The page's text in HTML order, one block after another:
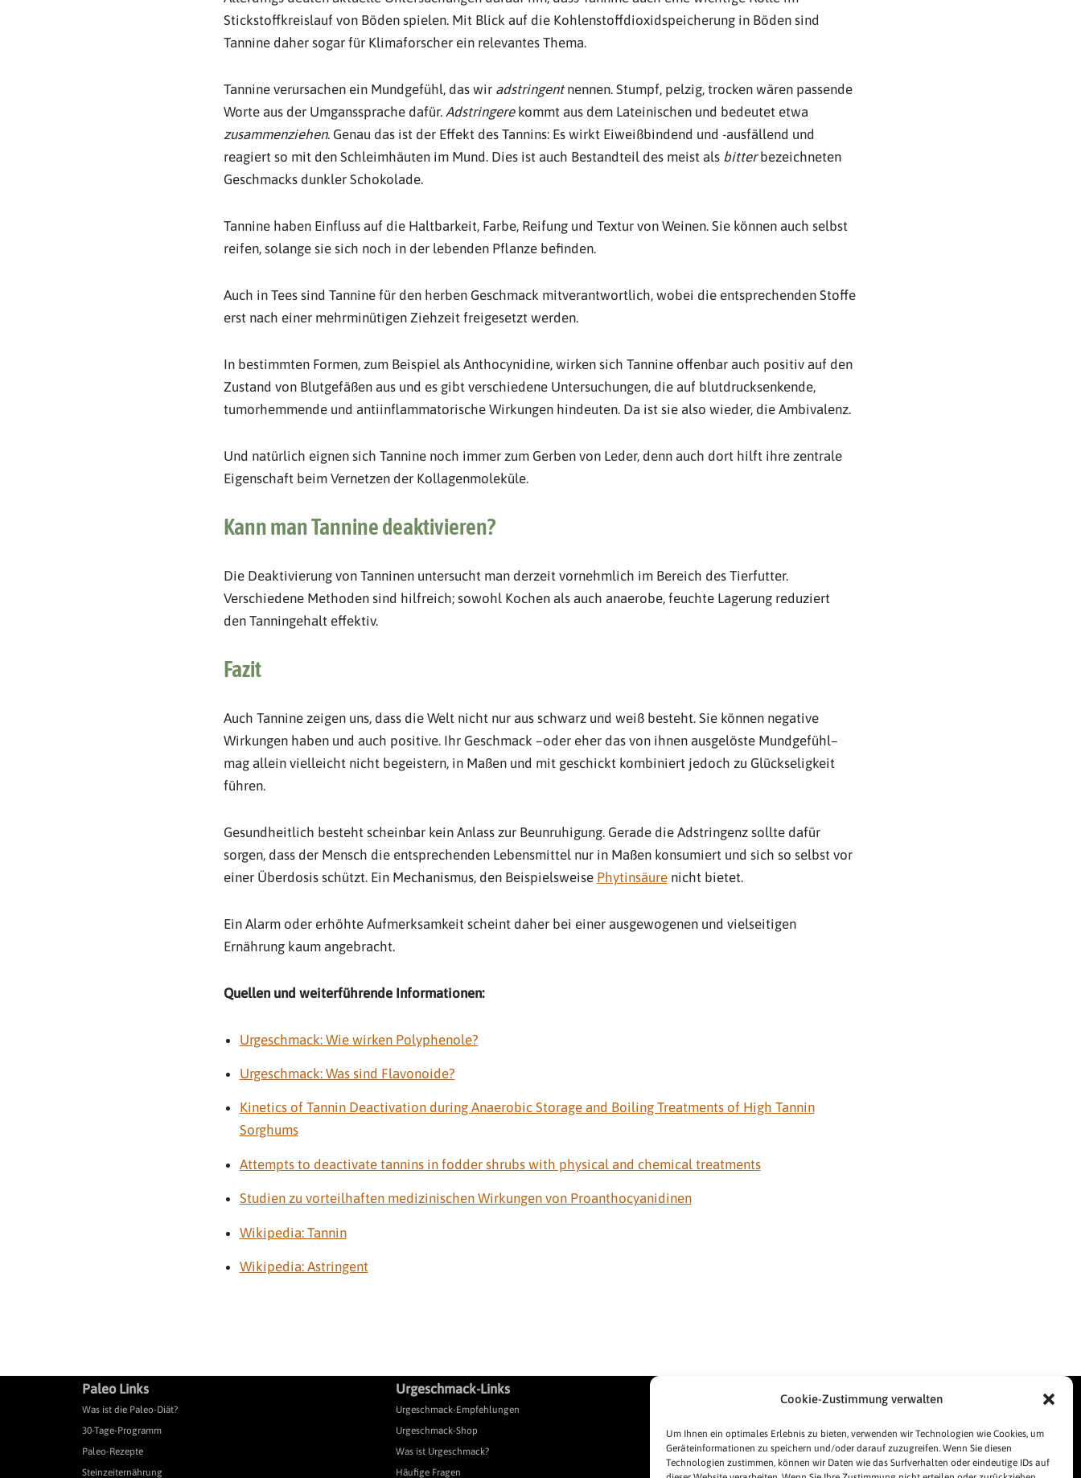
Cookie-Zustimmung verwalten
Um Ihnen ein optimales Erlebnis zu bieten, verwenden wir Technologien wie Cookies, um
Geräteinformationen zu speichern und/oder darauf zuzugreifen. Wenn Sie diesen
Technologien zustimmen, können wir Daten wie das Surfverhalten oder eindeutige IDs auf
Stickstoffkreislauf von Böden spielen. Mit Blick auf die Kohlenstoffdioxidspeicherung in Böden sind
Tannine daher sogar für Klimaforscher ein relevantes Thema.
Tannine verursachen ein Mundgefühl, das wir adstringentnennen. Stumpf, pelzig, trocken wären passende
Worte aus der Umganssprache dafür. Adstringerekommt aus dem Lateinischen und bedeutet etwa
zusammenziehen. Genau das ist der Effekt des Tannins: Es wirkt Eiweißbindend und -ausfällend und
reagiert so mit den Schleimhäuten im Mund. Dies ist auch Bestandteil des meist als bitterbezeichneten
Geschmacks dunkler Schokolade.
Tannine haben Einfluss auf die Haltbarkeit, Farbe, Reifung und Textur von Weinen. Sie können auch selbst
reifen, solange sie sich noch in der lebenden Pflanze befinden.
Auch in Tees sind Tannine für den herben Geschmack mitverantwortlich, wobei die entsprechenden Stoffe
erst nach einer mehrminütigen Ziehzeit freigesetzt werden.
In bestimmten Formen, zum Beispiel als Anthocynidine, wirken sich Tannine offenbar auch positiv auf den
Zustand von Blutgefäßen aus und es gibt verschiedene Untersuchungen, die auf blutdrucksenkende,
tumorhemmende und antiinflammatorische Wirkungen hindeuten. Da ist sie also wieder, die Ambivalenz.
Und natürlich eignen sich Tannine noch immer zum Gerben von Leder, denn auch dort hilft ihre zentrale
Eigenschaft beim Vernetzen der Kollagenmoleküle.
Kann man Tannine deaktivieren?
Die Deaktivierung von Tanninen untersucht man derzeit vornehmlich im Bereich des Tierfutter.
Verschiedene Methoden sind hilfreich; sowohl Kochen als auch anaerobe, feuchte Lagerung reduziert
den Tanningehalt effektiv.
Fazit
Auch Tannine zeigen uns, dass die Welt nicht nur aus schwarz und weiß besteht. Sie können negative
Wirkungen haben und auch positive. Ihr Geschmack –oder eher das von ihnen ausgelöste Mundgefühl–
mag allein vielleicht nicht begeistern, in Maßen und mit geschickt kombiniert jedoch zu Glückseligkeit
führen.
Gesundheitlich besteht scheinbar kein Anlass zur Beunruhigung. Gerade die Adstringenz sollte dafür
sorgen, dass der Mensch die entsprechenden Lebensmittel nur in Maßen konsumiert und sich so selbst vor
einer Überdosis schützt. Ein Mechanismus, den Beispielsweise Phytinsäurenicht bietet.
Ein Alarm oder erhöhte Aufmerksamkeit scheint daher bei einer ausgewogenen und vielseitigen
Ernährung kaum angebracht.
Quellen und weiterführende Informationen:
Urgeschmack: Wie wirken Polyphenole?
Urgeschmack: Was sind Flavonoide?
Kinetics of Tannin Deactivation during Anaerobic Storage and Boiling Treatments of High Tannin
Sorghums
Attempts to deactivate tannins in fodder shrubs with physical and chemical treatments
Studien zu vorteilhaften medizinischen Wirkungen von Proanthocyanidinen
Wikipedia: Tannin
Wikipedia: Astringent
Paleo Links
Was ist die Paleo-Diät?
30-Tage-Programm
Paleo-Rezepte
Steinzeiternährung
Urgeschmack-Links
Urgeschmack-Empfehlungen
Urgeschmack-Shop
Was ist Urgeschmack?
Häufige Fragen
Pressespiegel
Allgemeine Geschäftsbedingungen
Impressum